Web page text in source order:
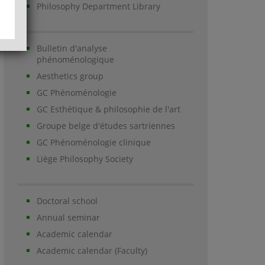
Philosophy Department Library
Bulletin d'analyse
phénoménologique
Aesthetics group
GC Phénoménologie
GC Esthétique & philosophie de l'art
Groupe belge d'études sartriennes
GC Phénoménologie clinique
Liège Philosophy Society
Doctoral school
Annual seminar
Academic calendar
Academic calendar (Faculty)